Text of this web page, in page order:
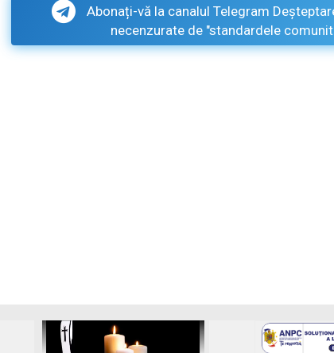
Abonați-vă la canalul Telegram
necenzurate de "standardele